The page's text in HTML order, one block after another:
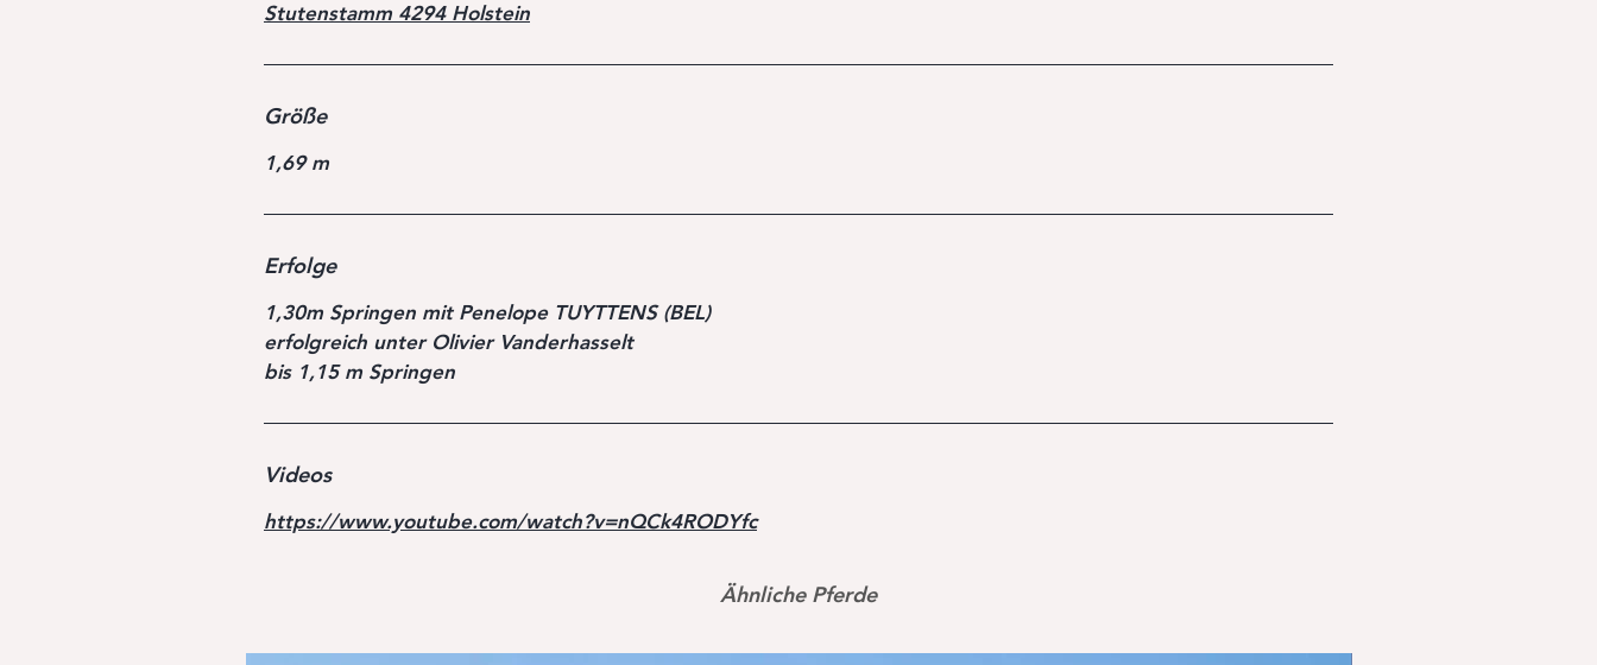
Stutenstamm 4294 Holstein
Größe
1,69 m
Erfolge
1,30m Springen mit Penelope TUYTTENS (BEL)
erfolgreich unter Olivier Vanderhasselt
bis 1,15 m Springen
Videos
https://www.youtube.com/watch?v=nQCk4RODYfc
Ähnliche Pferde